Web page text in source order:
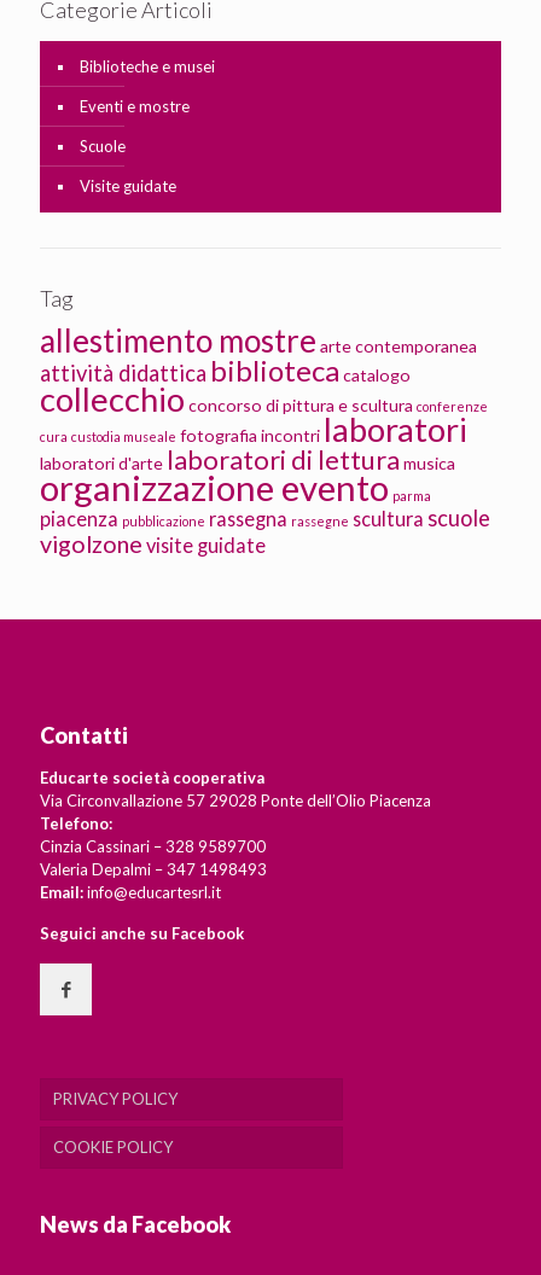
Categorie Articoli
Biblioteche e musei
Eventi e mostre
Scuole
Visite guidate
Tag
allestimento mostre arte contemporanea
attività didattica biblioteca catalogo
collecchio concorso di pittura e scultura conferenze
cura custodia museale fotografia incontri laboratori
laboratori d'arte laboratori di lettura musica
organizzazione evento parma
piacenza pubblicazione rassegna rassegne scultura scuole
vigolzone visite guidate
Contatti
Educarte società cooperativa
Via Circonvallazione 57 29028 Ponte dell’Olio Piacenza
Telefono:
Cinzia Cassinari – 328 9589700
Valeria Depalmi – 347 1498493
Email:info@educartesrl.it
Seguici anche su Facebook
PRIVACY POLICY
COOKIE POLICY
News da Facebook